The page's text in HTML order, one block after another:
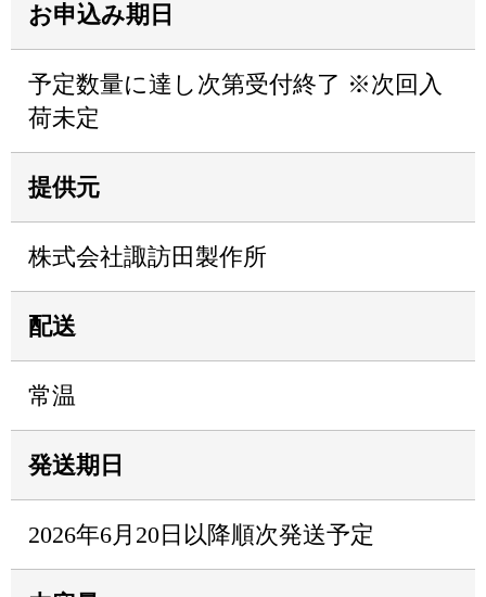
お申込み期日
予定数量に達し次第受付終了 ※次回入
荷未定
提供元
株式会社諏訪田製作所
配送
常温
発送期日
2026年6月20日以降順次発送予定